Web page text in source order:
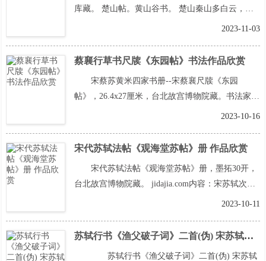
库藏。 楚山帖。黄山谷书。 楚山秦山多白云，白
云处处长随君。君今还入楚山里，云亦随君度湘
全文>>
2023-11-03
蔡襄行草书尺牍《东园帖》书法作品欣赏
宋蔡苏黄米四家书册--宋蔡襄尺牍《东园
帖》，26.4x27厘米，台北故宫博物院藏。书法家释
文：东园柳色渐黄。不辞一醉亦是湖山佳兴。仆以
全文>>
2023-10-16
宋代苏轼法帖《观海堂苏帖》册 作品欣赏
宋代苏轼法帖《观海堂苏帖》册，墨拓30开，
台北故宫博物院藏。 jidajia.com内容：宋苏轼次韵
子由送家退翁知怀安军，宋苏轼呈淳父诗，宋苏轼
读全文>>
2023-10-11
苏轼行书《渔父破子词》二首(伪) 宋苏轼自书渔父词卷(伪)(图文)
苏轼行书《渔父破子词》二首(伪) 宋苏轼